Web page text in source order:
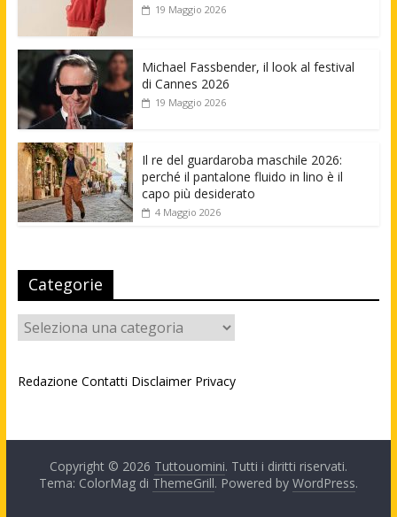
19 Maggio 2026
Michael Fassbender, il look al festival
di Cannes 2026
19 Maggio 2026
Il re del guardaroba maschile 2026:
perché il pantalone fluido in lino è il
capo più desiderato
4 Maggio 2026
Categorie
Categorie
Redazione Contatti Disclaimer Privacy
Copyright © 2026 Tuttouomini. Tutti i diritti riservati.
Tema: ColorMag di ThemeGrill. Powered by WordPress.